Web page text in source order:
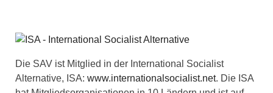
Die SAV ist Mitglied in der International Socialist
Alternative, ISA: www.internationalsocialist.net. Die ISA